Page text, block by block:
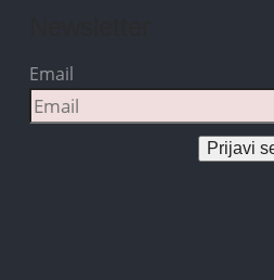
Email
Prijavi